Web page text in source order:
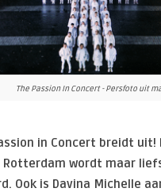
The Passion In Concert - Persfoto uit
in Concert breidt uit!
Rotterdam wordt maar
Ook is Davina Michelle